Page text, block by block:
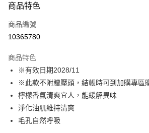
1.本服務由台灣大哥大提供，台灣大哥大用戶可立
流程，驗證手機門號後，選擇欲分期的期數、繳款
成交易。
消。如遇「轉專審核」未通過狀況，表示未達大哥
法說明評估內容。
【繳款方式說明】
1.分期款項不併入電信帳單，「大哥付你分期」於
醒簡訊。
2.透過簡訊連結打開帳單後，可選擇「超商條碼／
AFTEE先享後付
【關於「AFTEE先享後付」】
AFTEE先享後付是「在收到商品之後才付款」的支
１．簡單：不需註冊會員、不需綁卡、不需儲值。
３．安心：先確認商品／服務後，再付款。
【「AFTEE先享後付」結帳流程】
１．於結帳方式選擇「AFTEE先享後付」後，將跳
結帳頁面，進行簡訊認證並確認金額後，即可完成結
２．訂單成立數日內，您將收到繳費通知簡訊。
ATM付款
運送方式
每筆NT$100，滿NT$1,000(含以上)免運費
❌未開放，選取系統將直接取消訂單❌
每筆NT$999
商品特色
商品編號
10365780
商品特色
※有效日期2028/11
※此款不附贈壓頭，結帳時可到加購專區
檸檬香氣清爽宜人，能緩解異味
淨化油肌維持清爽
毛孔自然呼吸